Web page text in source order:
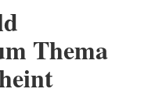
Thema